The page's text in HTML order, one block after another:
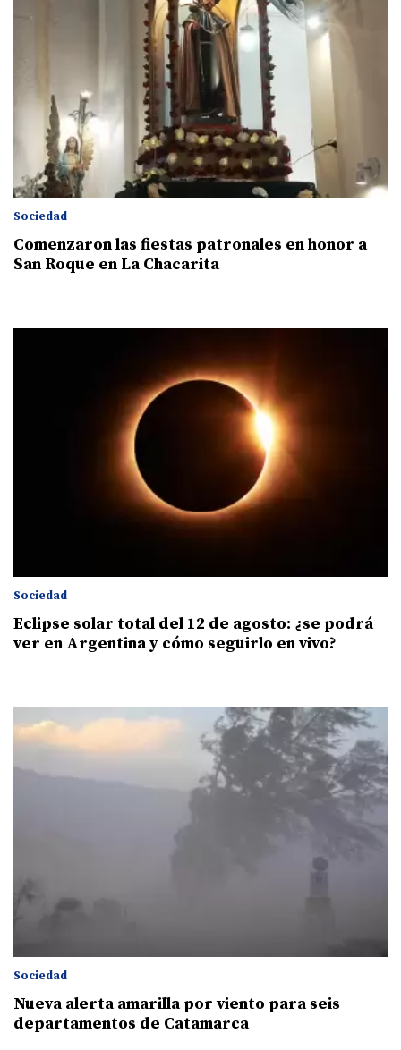
Sociedad
Comenzaron las fiestas patronales en honor a
San Roque en La Chacarita
Sociedad
Eclipse solar total del 12 de agosto: ¿se podrá
ver en Argentina y cómo seguirlo en vivo?
Sociedad
Nueva alerta amarilla por viento para seis
departamentos de Catamarca